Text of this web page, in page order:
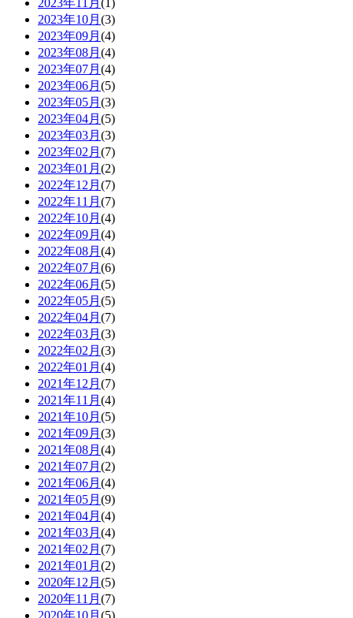
2023年11月 (1)
2023年10月 (3)
2023年09月 (4)
2023年08月 (4)
2023年07月 (4)
2023年06月 (5)
2023年05月 (3)
2023年04月 (5)
2023年03月 (3)
2023年02月 (7)
2023年01月 (2)
2022年12月 (7)
2022年11月 (7)
2022年10月 (4)
2022年09月 (4)
2022年08月 (4)
2022年07月 (6)
2022年06月 (5)
2022年05月 (5)
2022年04月 (7)
2022年03月 (3)
2022年02月 (3)
2022年01月 (4)
2021年12月 (7)
2021年11月 (4)
2021年10月 (5)
2021年09月 (3)
2021年08月 (4)
2021年07月 (2)
2021年06月 (4)
2021年05月 (9)
2021年04月 (4)
2021年03月 (4)
2021年02月 (7)
2021年01月 (2)
2020年12月 (5)
2020年11月 (7)